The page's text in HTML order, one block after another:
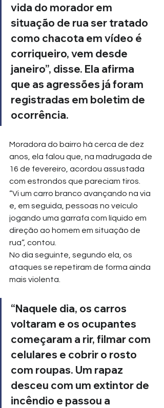
vida do morador em
situação de rua ser tratado
como chacota em vídeo é
corriqueiro, vem desde
janeiro”, disse. Ela afirma
que as agressões já foram
registradas em boletim de
ocorrência.
Moradora do bairro há cerca de dez
anos, ela falou que, na madrugada de
16 de fevereiro, acordou assustada
com estrondos que pareciam tiros.
“Vi um carro branco avançando na via
e, em seguida, pessoas no veículo
jogando uma garrafa com líquido em
direção ao homem em situação de
rua”, contou.
No dia seguinte, segundo ela, os
ataques se repetiram de forma ainda
mais violenta.
“Naquele dia, os carros
voltaram e os ocupantes
começaram a rir, filmar com
celulares e cobrir o rosto
com roupas. Um rapaz
desceu com um extintor de
incêndio e passou a